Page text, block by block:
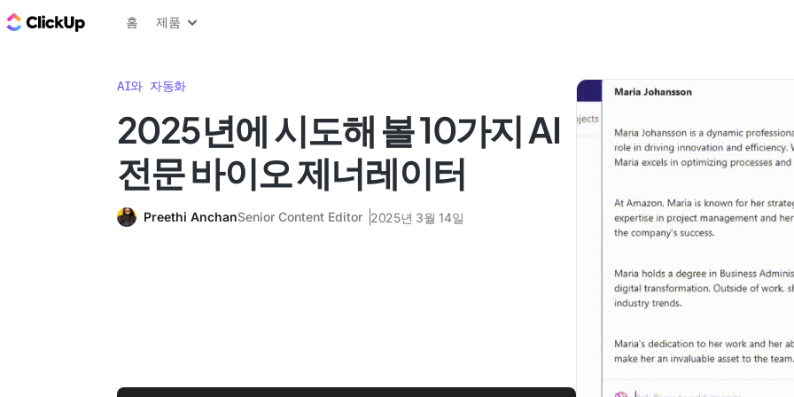
ClickUp 블로그
홈 제품
AI와 자동화
2025년에 시도해 볼 10가지 AI
전문 바이오 제너레이터
Preethi AnchanSenior Content Editor 2025년 3월 14일